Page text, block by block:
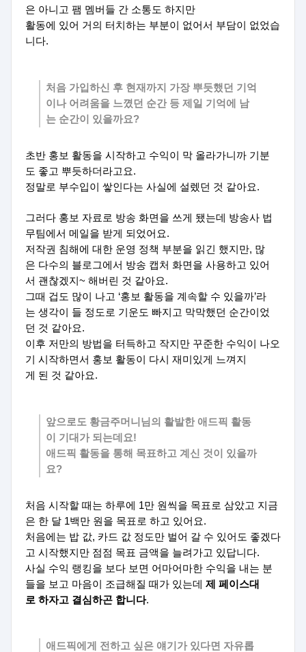
은 아니고 팸 멤버들 간 소통도 하지만
활동에 있어 거의 터치하는 부분이 없어서 부담이 없었습
니다.
처음 가입하신 후 현재까지 가장 뿌듯했던 기억
이나 어려움을 느꼈던 순간 등 제일 기억에 남
는 순간이 있을까요?
초반 홍보 활동을 시작하고 수익이 막 올라가니까 기분
도 좋고 뿌듯하더라고요.
정말로 부수입이 쌓인다는 사실에 설렜던 것 같아요.
그러다 홍보 자료로 방송 화면을 쓰게 됐는데 방송사 법
무팀에서 메일을 받게 되었어요.
저작권 침해에 대한 운영 정책 부분을 읽긴 했지만, 많
은 다수의 블로그에서 방송 캡처 화면을 사용하고 있어
서 괜찮겠지~ 해버린 것 같아요.
그때 겁도 많이 나고 ‘홍보 활동을 계속할 수 있을까’라
는 생각이 들 정도로 기운도 빠지고 막막했던 순간이었
던 것 같아요.
이후 저만의 방법을 터득하고 작지만 꾸준한 수익이 나오
기 시작하면서 홍보 활동이 다시 재미있게 느껴지
게 된 것 같아요.
앞으로도 황금주머니님의 활발한 애드픽 활동
이 기대가 되는데요!
애드픽 활동을 통해 목표하고 계신 것이 있을까
요?
처음 시작할 때는 하루에 1만 원씩을 목표로 삼았고 지금
은 한 달 1백만 원을 목표로 하고 있어요.
처음에는 밥 값, 카드 값 정도만 벌어 갈 수 있어도 좋겠다
고 시작했지만 점점 목표 금액을 늘려가고 있답니다.
사실 수익 랭킹을 보다 보면 어마어마한 수익을 내는 분
들을 보고 마음이 조급해질 때가 있는데 제 페이스대
로 하자고 결심하곤 합니다.
애드픽에게 전하고 싶은 얘기가 있다면 자유롭